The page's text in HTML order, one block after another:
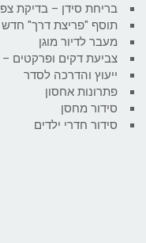
בריחת סידן – בדיקת
תוסף "פריצת דרך"
מעבר לדיור מוגן
צביעת דקים ופרקטים –
ייעוץ והדרכה לסדר
פתרונות אחסון
סידור מחסן
סידור חדרי ילדים